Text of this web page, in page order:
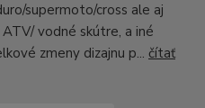
supermoto/cross ale aj
vodné skútre, a iné
zmeny dizajnu p... čítať